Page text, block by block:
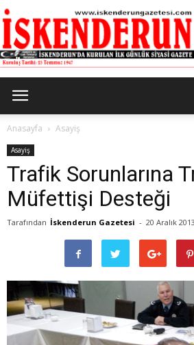
Gazetesi
Anasayfa Asayiş
Asayiş
Trafik Sorunlarına
Müfettişi Desteği
Tarafından İskenderun Gazetesi - 20 Aralık 2013